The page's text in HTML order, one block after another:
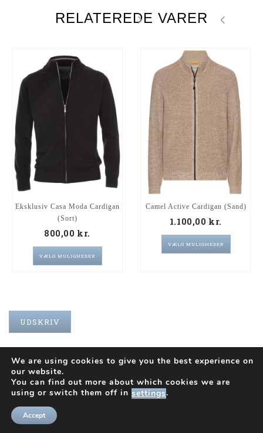
RELATEREDE VARER
Eksklusiv Casa Moda Cardigan
(Sort)
800,00kr.
VÆLG MULIGHEDER
Camel Active Cardigan (Sand)
1.100,00kr.
VÆLG MULIGHEDER
UDSKRIV
INFO
We are using cookies to give you the best experience on
our website.
You can find out more about which cookies we are
using or switch them off in settings.
Accept